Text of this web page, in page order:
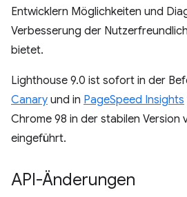
Entwicklern Möglichkeiten und
Verbesserung der
bietet.
Lighthouse 9.0 ist sofort in der
Canary und in PageSpeed Insights
Chrome 98 in der stabilen Version
eingeführt.
API-Änderungen